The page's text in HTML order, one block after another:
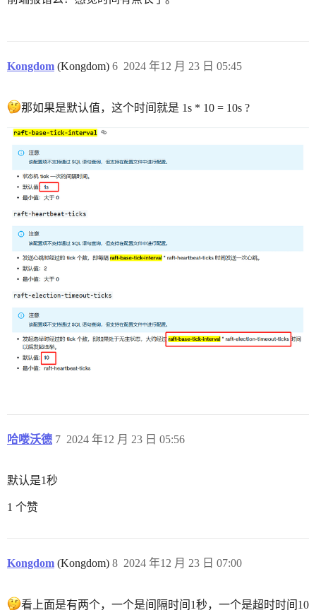
Kongdom (Kongdom) 2024 年12 月 23 日 05:45
6
那如果是默认值，这个时间就是 1s * 10 = 10s ?
哈喽沃德 2024 年12 月 23 日 05:56
7
默认是1秒
1 个赞
Kongdom (Kongdom) 2024 年12 月 23 日 07:00
8
看上面是有两个，一个是间隔时间1秒，一个是超时时间10